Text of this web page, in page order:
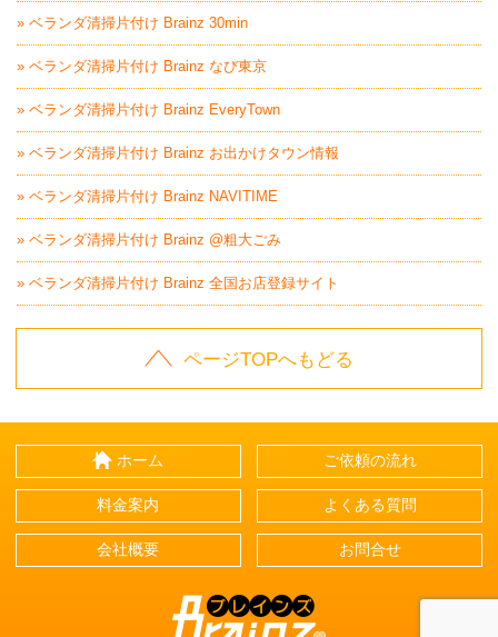
» ベランダ清掃片付け Brainz 30min
» ベランダ清掃片付け Brainz なび東京
» ベランダ清掃片付け Brainz EveryTown
» ベランダ清掃片付け Brainz お出かけタウン情報
» ベランダ清掃片付け Brainz NAVITIME
» ベランダ清掃片付け Brainz @粗大ごみ
» ベランダ清掃片付け Brainz 全国お店登録サイト
ページTOPへもどる
ホーム ご依頼の流れ
料金案内 よくある質問
会社概要 お問合せ